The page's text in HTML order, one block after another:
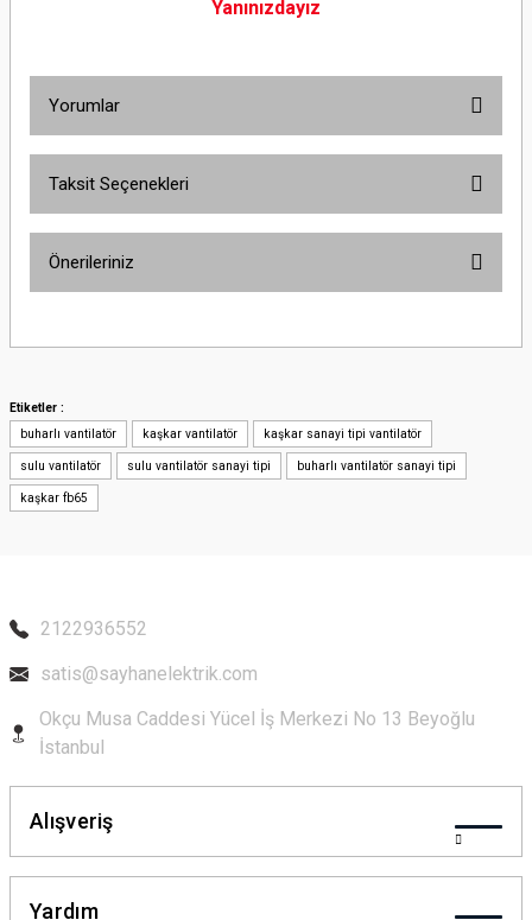
Yanınızdayız
Yorumlar
Taksit Seçenekleri
Önerileriniz
yetersiz gördüğünüz noktaları öneri formunu kullanarak tarafımıza
Ürün resmi kalitesiz, bozuk veya görüntülenemiyor.
Ürün açıklamasında eksik bilgiler bulunuyor.
Ürün bilgilerinde hatalar bulunuyor.
Etiketler :
buharlı vantilatör
kaşkar vantilatör kaşkar sanayi tipi vantilatör
sulu vantilatör sulu vantilatör sanayi tipi buharlı vantilatör sanayi tipi
kaşkar fb65
2122936552
satis@sayhanelektrik.com
Okçu Musa Caddesi Yücel İş Merkezi No 13 Beyoğlu
İstanbul
Alışveriş
Yardım